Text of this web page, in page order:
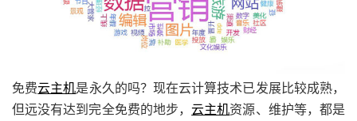
免费云主机是永久的吗？现在云计算技术已发展比较成熟，
但远没有达到完全免费的地步，云主机资源、维护等，都是